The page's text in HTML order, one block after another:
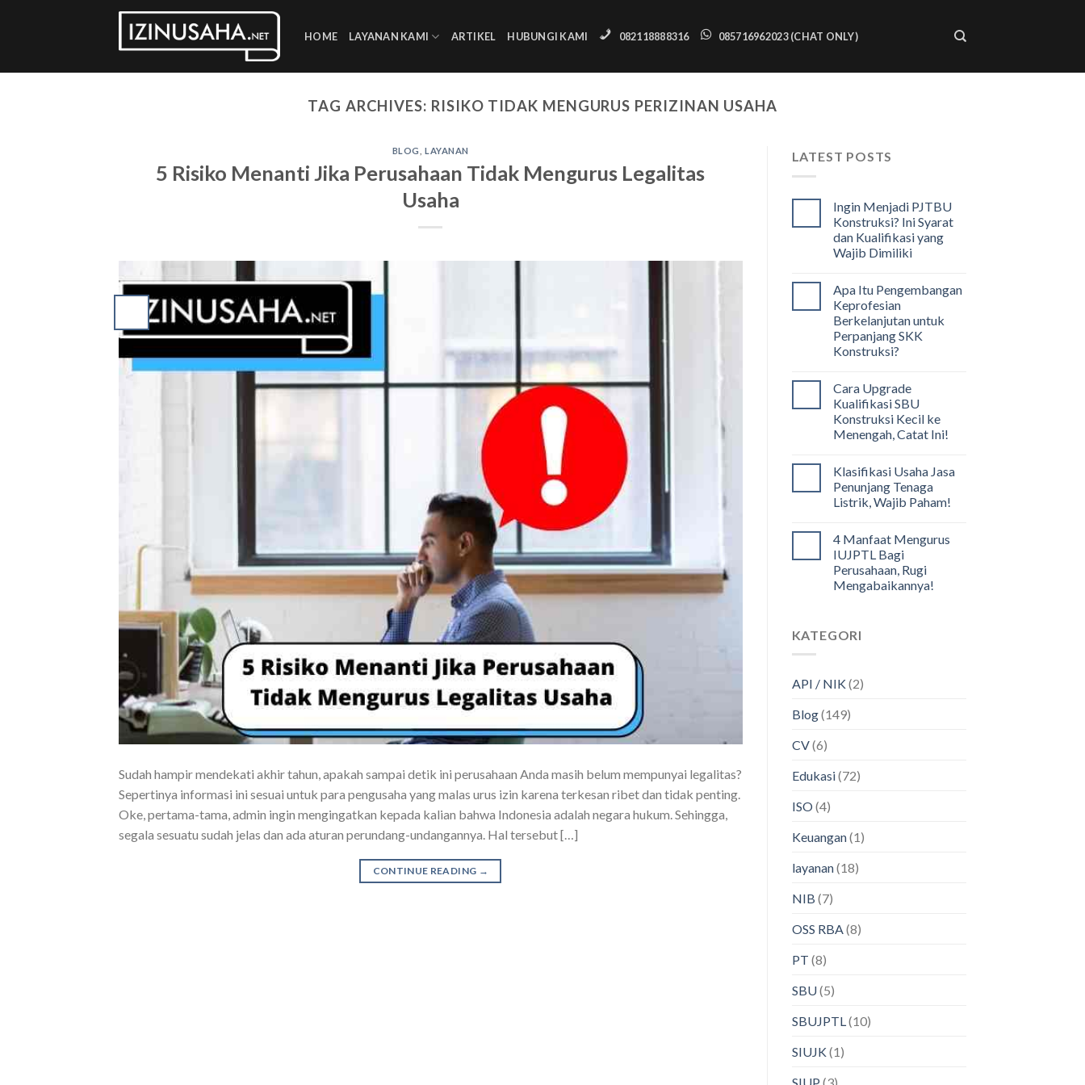
HOME LAYANAN KAMI ARTIKEL HUBUNGI KAMI 082118888316 085716962023 (CHAT ONLY)
TAG ARCHIVES: RISIKO TIDAK MENGURUS PERIZINAN USAHA
BLOG LAYANAN
5 Risiko Menanti Jika Perusahaan Tidak Mengurus Legalitas
Usaha
Sudah hampir mendekati akhir tahun, apakah sampai detik ini perusahaan Anda masih belum mempunyai legalitas?
Sepertinya informasi ini sesuai untuk para pengusaha yang malas urus izin karena terkesan ribet dan tidak penting.
Oke, pertama-tama, admin ingin mengingatkan kepada kalian bahwa Indonesia adalah negara hukum. Sehingga,
segala sesuatu sudah jelas dan ada aturan perundang-undangannya. Hal tersebut […]
CONTINUE READING →
LATEST POSTS
Ingin Menjadi PJTBU
Konstruksi? Ini Syarat
dan Kualifikasi yang
Wajib Dimiliki
Apa Itu Pengembangan
Keprofesian
Berkelanjutan untuk
Perpanjang SKK
Konstruksi?
Cara Upgrade
Kualifikasi SBU
Konstruksi Kecil ke
Menengah, Catat Ini!
Klasifikasi Usaha Jasa
Penunjang Tenaga
Listrik, Wajib Paham!
4 Manfaat Mengurus
IUJPTL Bagi
Perusahaan, Rugi
Mengabaikannya!
KATEGORI
API / NIK(2)
Blog(149)
CV(6)
Edukasi(72)
ISO(4)
Keuangan(1)
layanan(18)
NIB (7)
OSS RBA(8)
PT (8)
SBU(5)
SBUJPTL(10)
SIUJK(1)